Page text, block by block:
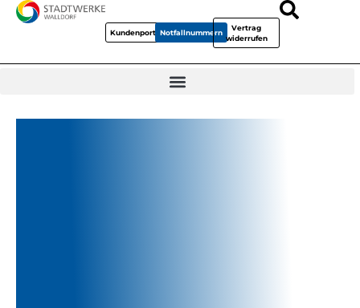
KundenportalNotfallnummern
Vertrag
widerrufen